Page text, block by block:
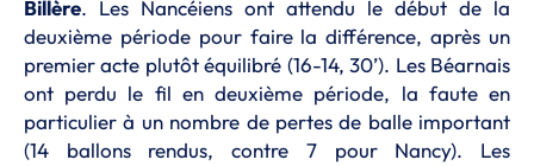
Billère. Les Nancéiens ont attendu le début de la
deuxième période pour faire la différence, après un
premier acte plutôt équilibré (16-14, 30’). Les Béarnais
ont perdu le fil en deuxième période, la faute en
particulier à un nombre de pertes de balle important
(14 ballons rendus, contre 7 pour Nancy). Les